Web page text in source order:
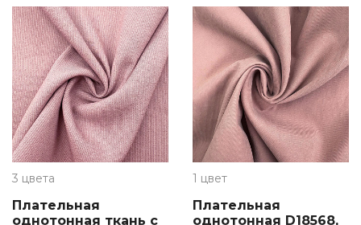
3 цвета
Плательная
однотонная ткань с
1 цвет
Плательная
однотонная D18568,